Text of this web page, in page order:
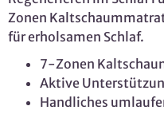
Zonen
für erholsamen Schlaf.
7-Zonen
Aktive
Handliches